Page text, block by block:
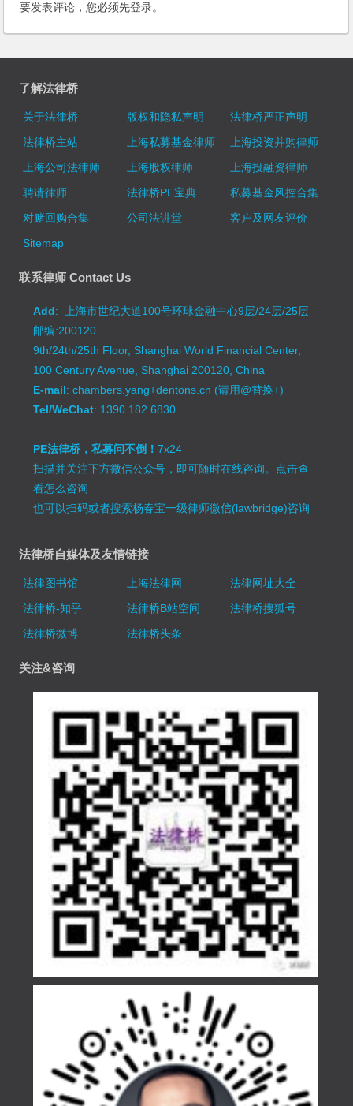
要发表评论，您必须先登录。
了解法律桥
关于法律桥 版权和隐私声明
法律桥严正声明
法律桥主站
上海私募基金律师
上海投资并购律师
上海公司法律师
上海股权律师
上海投融资律师
聘请律师
法律桥PE宝典
私募基金风控合集
对赌回购合集
公司法讲堂
客户及网友评价
Sitemap
联系律师 Contact Us
Add: 上海市世纪大道100号环球金融中心9层/24层/25层
邮编:200120
9th/24th/25th Floor, Shanghai World Financial Center,
100 Century Avenue, Shanghai 200120, China
E-mail: chambers.yang+dentons.cn (请用@替换+)
Tel/WeChat: 1390 182 6830
PE法律桥，私募问不倒！7x24
扫描并关注下方微信公众号，即可随时在线咨询。 点击查
看怎么咨询
也可以扫码或者搜索杨春宝一级律师微信(lawbridge)咨询
法律桥自媒体及友情链接
法律图书馆 上海法律网
法律网址大全
法律桥-知乎
法律桥B站空间
法律桥搜狐号
法律桥微博
法律桥头条
关注&咨询